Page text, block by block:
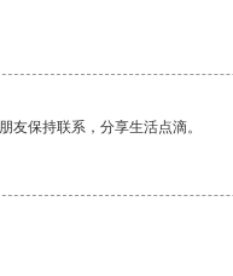
友保持联系，分享生活点滴。